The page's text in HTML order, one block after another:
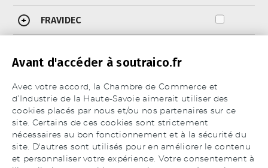
+ FRAVIDEC
FT INDUSTRIE
Nombre de résultats 50 100 Tous
Avant d'accéder à soutraico.fr
Avec votre accord, la Chambre de Commerce et
d’Industrie de la Haute-Savoie aimerait utiliser des
cookies placés par nous et/ou nos partenaires sur ce
site. Certains de ces cookies sont strictement
nécessaires au bon fonctionnement et à la sécurité du
site. D'autres sont utilisés pour en améliorer le contenu
et personnaliser votre expérience. Votre consentement à